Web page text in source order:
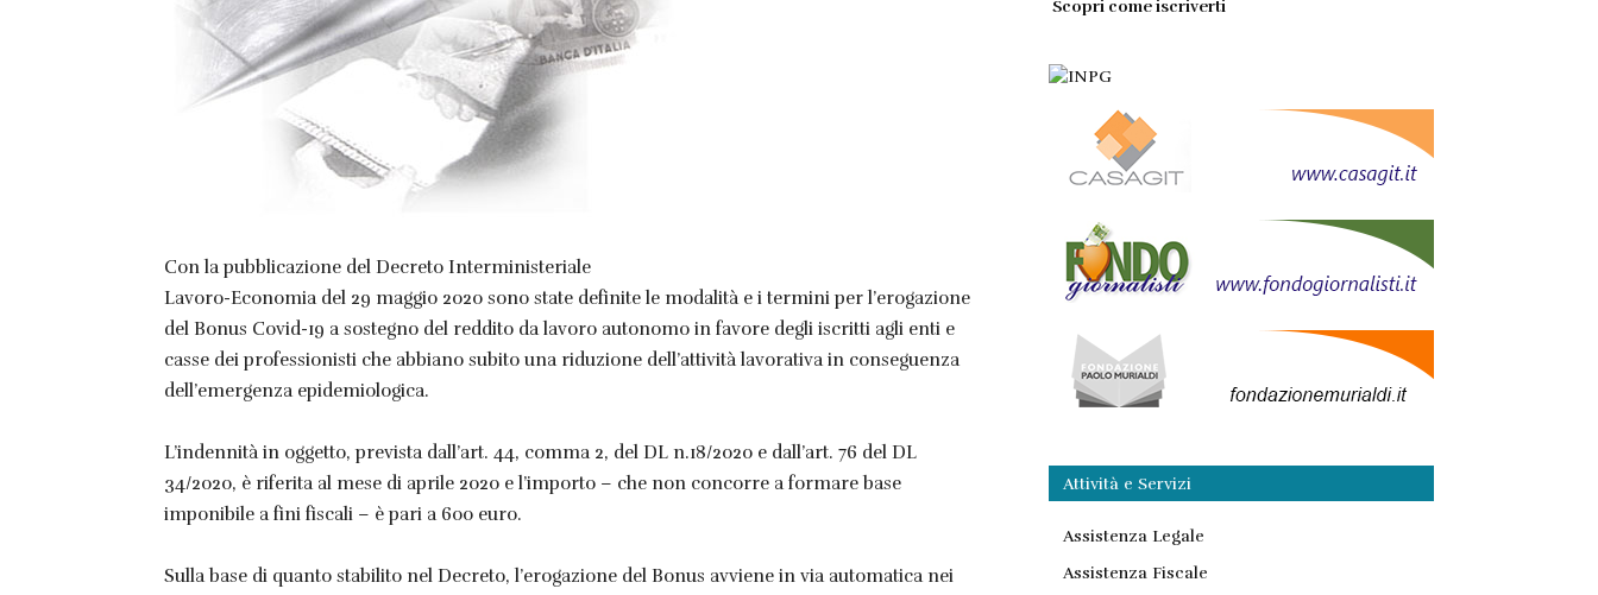
Con la pubblicazione del Decreto Interministeriale
Lavoro-Economia del 29 maggio 2020 sono state definite le modalità e i termini per l’erogazione
del Bonus Covid-19 a sostegno del reddito da lavoro autonomo in favore degli iscritti agli enti e
casse dei professionisti che abbiano subito una riduzione dell’attività lavorativa in conseguenza
dell’emergenza epidemiologica.
L’indennità in oggetto, prevista dall’art. 44, comma 2, del DL n.18/2020 e dall’art. 76 del DL
34/2020, è riferita al mese di aprile 2020 e l’importo – che non concorre a formare base
imponibile a fini fiscali – è pari a 600 euro.
Sulla base di quanto stabilito nel Decreto, l’erogazione del Bonus avviene in via automatica nei
Scopri come iscriverti
Attività e Servizi
Assistenza Legale
Assistenza Fiscale